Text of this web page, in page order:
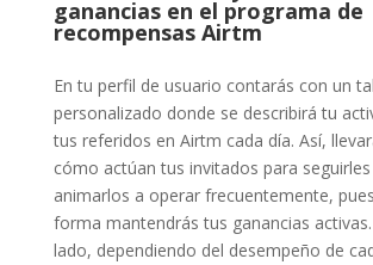
ganancias en el programa de
recompensas Airtm
En tu perfil de usuario contarás con un
personalizado donde se describirá tu
tus referidos en Airtm cada día. Así,
cómo actúan tus invitados para
animarlos a operar frecuentemente,
forma mantendrás tus ganancias
lado, dependiendo del desempeño de